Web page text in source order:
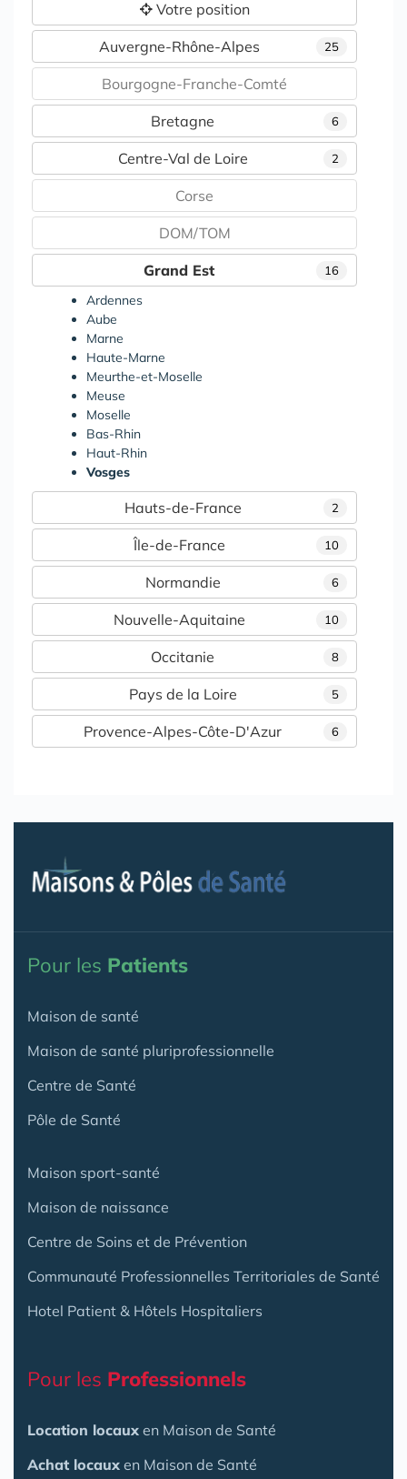
Votre position
25
Auvergne-Rhône-Alpes
Bourgogne-Franche-Comté
6
Bretagne
2
Centre-Val de Loire
Corse
DOM/TOM
16
Grand Est
Ardennes
Aube
Marne
Haute-Marne
Meurthe-et-Moselle
Meuse
Moselle
Bas-Rhin
Haut-Rhin
Vosges
2
Hauts-de-France
10
Île-de-France
6
Normandie
10
Nouvelle-Aquitaine
8
Occitanie
5
Pays de la Loire
6
Provence-Alpes-Côte-D'Azur
Pour les Patients
Maison de santé
Maison de santé pluriprofessionnelle
Centre de Santé
Pôle de Santé
Maison sport-santé
Maison de naissance
Centre de Soins et de Prévention
Communauté Professionnelles Territoriales de Santé
Hotel Patient & Hôtels Hospitaliers
Pour les Professionnels
Location locaux en Maison de Santé
Achat locaux en Maison de Santé